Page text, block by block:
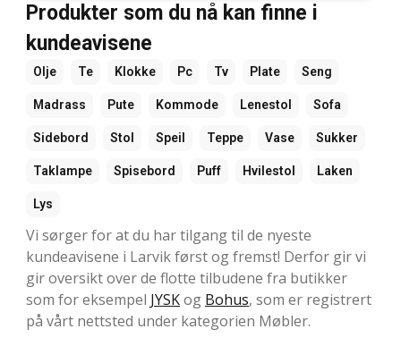
Produkter som du nå kan finne i
kundeavisene
Olje Te Klokke Pc Tv Plate Seng
Madrass Pute Kommode Lenestol Sofa
Sidebord Stol Speil Teppe Vase Sukker
Taklampe Spisebord Puff Hvilestol Laken
Lys
Vi sørger for at du har tilgang til de nyeste
kundeavisene i Larvik først og fremst! Derfor gir vi
gir oversikt over de flotte tilbudene fra butikker
som for eksempel JYSKog Bohus, som er registrert
på vårt nettsted under kategorien Møbler.